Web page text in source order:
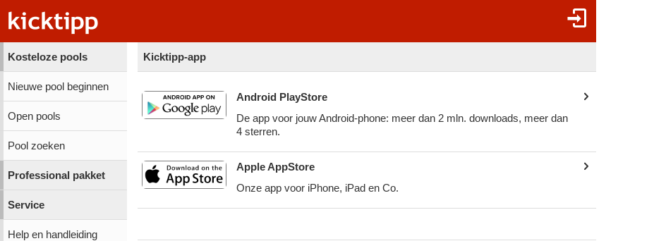
Kosteloze pools
Nieuwe pool beginnen
Open pools
Pool zoeken
Professional pakket
Service
Help en handleiding
Kicktipp-app
Android PlayStore
De app voor jouw Android-phone: meer dan 2 mln. downloads, meer dan
4 sterren.
Apple AppStore
Onze app voor iPhone, iPad en Co.